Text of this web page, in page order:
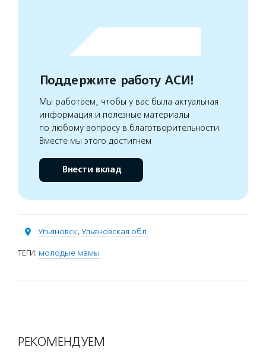
Поддержите работу АСИ!
Мы работаем, чтобы у вас была актуальная
информация и полезные материалы
по любому вопросу в благотворительности.
Вместе мы этого достигнем
Внести вклад
Ульяновск, Ульяновская обл.
ТЕГИ: молодые мамы
РЕКОМЕНДУЕМ